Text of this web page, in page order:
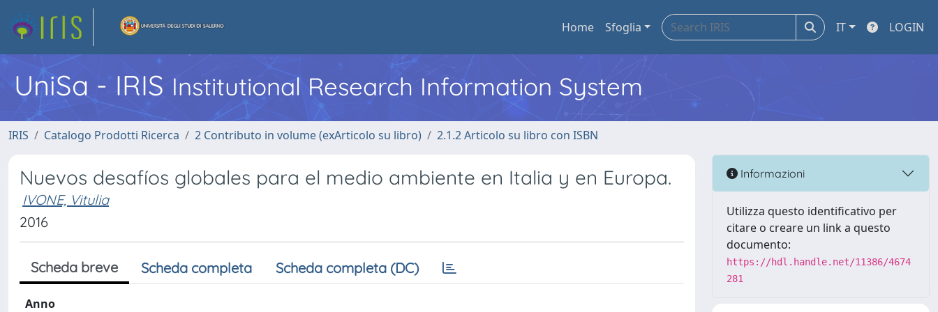
Home Sfoglia IT LOGIN
UniSa - IRIS Institutional Research Information System
IRIS Catalogo Prodotti Ricerca 2 Contributo in volume (exArticolo su libro) 2.1.2 Articolo su libro con ISBN
Nuevos desafíos globales para el medio ambiente en Italia y en Europa.
IVONE, Vitulia
2016
Scheda breve Scheda completa Scheda completa (DC)
Anno
Informazioni
Utilizza questo identificativo per
citare o creare un link a questo
documento:
https://hdl.handle.net/11386/4674
281